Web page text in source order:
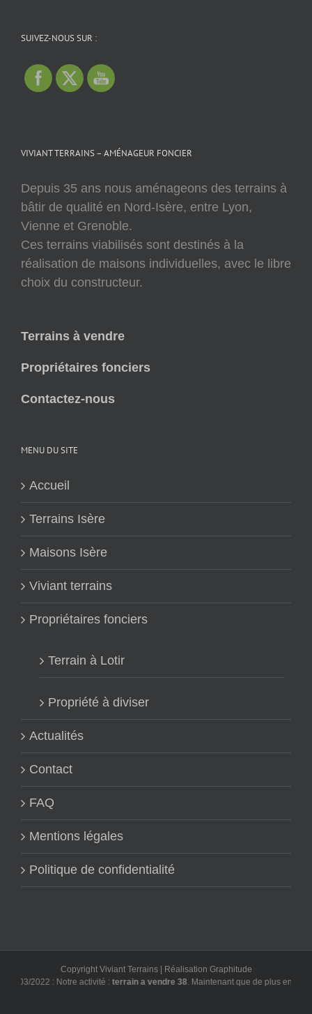
SUIVEZ-NOUS SUR :
VIVIANT TERRAINS – AMÉNAGEUR FONCIER
Depuis 35 ans nous aménageons des terrains à
bâtir de qualité en Nord-Isère, entre Lyon,
Vienne et Grenoble.
Ces terrains viabilisés sont destinés à la
réalisation de maisons individuelles, avec le libre
choix du constructeur.
Terrains à vendre
Propriétaires fonciers
Contactez-nous
MENU DU SITE
Accueil
Terrains Isère
Maisons Isère
Viviant terrains
Propriétaires fonciers
Terrain à Lotir
Propriété à diviser
Actualités
Contact
FAQ
Mentions légales
Politique de confidentialité
Copyright Viviant Terrains | Réalisation Graphitude
03/2022 : Notre activité :terrain a vendre 38 . Maintenant que de plus en plus